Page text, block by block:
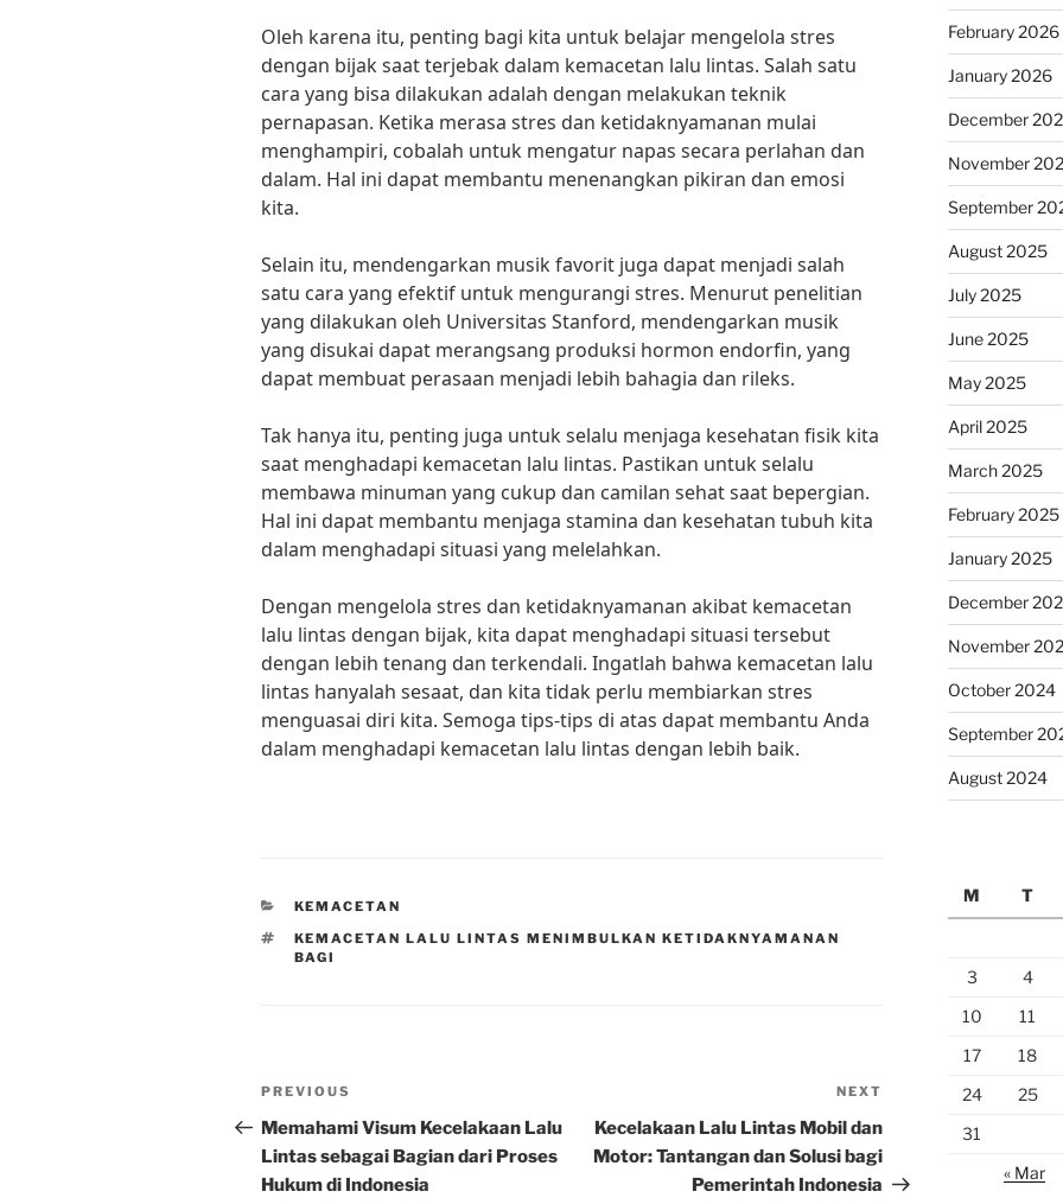
Oleh karena itu, penting bagi kita untuk belajar mengelola stres
dengan bijak saat terjebak dalam kemacetan lalu lintas. Salah satu
cara yang bisa dilakukan adalah dengan melakukan teknik
pernapasan. Ketika merasa stres dan ketidaknyamanan mulai
menghampiri, cobalah untuk mengatur napas secara perlahan dan
dalam. Hal ini dapat membantu menenangkan pikiran dan emosi
kita.
Selain itu, mendengarkan musik favorit juga dapat menjadi salah
satu cara yang efektif untuk mengurangi stres. Menurut penelitian
yang dilakukan oleh Universitas Stanford, mendengarkan musik
yang disukai dapat merangsang produksi hormon endorfin, yang
dapat membuat perasaan menjadi lebih bahagia dan rileks.
Tak hanya itu, penting juga untuk selalu menjaga kesehatan fisik kita
saat menghadapi kemacetan lalu lintas. Pastikan untuk selalu
membawa minuman yang cukup dan camilan sehat saat bepergian.
Hal ini dapat membantu menjaga stamina dan kesehatan tubuh kita
dalam menghadapi situasi yang melelahkan.
Dengan mengelola stres dan ketidaknyamanan akibat kemacetan
lalu lintas dengan bijak, kita dapat menghadapi situasi tersebut
dengan lebih tenang dan terkendali. Ingatlah bahwa kemacetan lalu
lintas hanyalah sesaat, dan kita tidak perlu membiarkan stres
menguasai diri kita. Semoga tips-tips di atas dapat membantu Anda
dalam menghadapi kemacetan lalu lintas dengan lebih baik.
CATEGORIES
KEMACETAN
TAGS
KEMACETAN LALU LINTAS MENIMBULKAN KETIDAKNYAMANAN
BAGI
Post
navigation
Previous
Post
PREVIOUS
Memahami Visum Kecelakaan Lalu
Lintas sebagai Bagian dari Proses
Hukum di Indonesia
Post
NEXT
Kecelakaan Lalu Lintas Mobil dan
Motor: Tantangan dan Solusi bagi
Pemerintah Indonesia
February 2026
January 2026
December
November
September
August 2025
July 2025
June 2025
May 2025
April 2025
March 2025
February 2025
January 2025
December
November
October 2024
September
August 2024
M
T
3
4
10
11
17
18
24
25
31
« Mar